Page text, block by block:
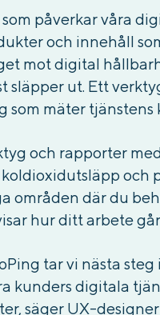
påverkar våra
och innehåll
mot digital
ut. Ett
som mäter tjänstens
och rapporter
och
områden där du
hur ditt arbete
tar vi nästa
kunders digitala
säger UX-